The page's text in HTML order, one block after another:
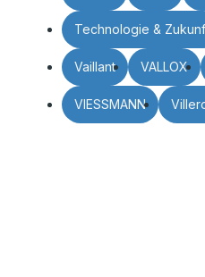
Technologie &
Vaillant VALLOX
VIESSMANN